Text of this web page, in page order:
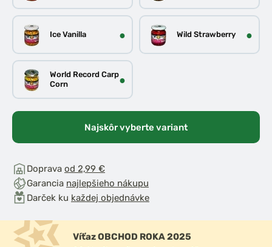
Ice Vanilla ● Wild Strawberry ●
World Record Carp
Corn
●
Najskôr vyberte variant
Doprava od 2,99 €
Garancia najlepšieho nákupu
Darček ku každej objednávke
Víťaz OBCHOD ROKA 2025